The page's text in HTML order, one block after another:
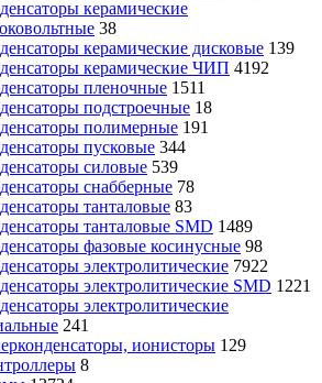
керамические
38
керамические дисковые 139
керамические ЧИП 4192
пленочные 1511
подстроечные 18
полимерные 191
пусковые 344
силовые 539
снабберные 78
танталовые 83
танталовые SMD 1489
фазовые косинусные 98
электролитические 7922
электролитические SMD 1221
электролитические
241
ионисторы 129
8